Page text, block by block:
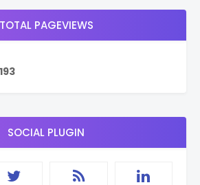
TOTAL PAGEVIEWS
193
SOCIAL PLUGIN